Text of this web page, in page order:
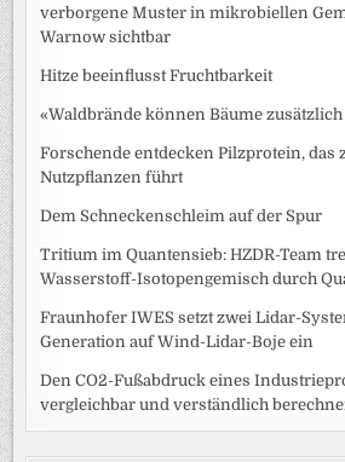
verborgene Muster in mikrobiellen
Warnow sichtbar
Hitze beeinflusst Fruchtbarkeit
«Waldbrände können Bäume zusätzlich
Forschende entdecken Pilzprotein, das
Nutzpflanzen führt
Dem Schneckenschleim auf der Spur
Tritium im Quantensieb: HZDR-Team
Wasserstoff-Isotopengemisch durch
Fraunhofer IWES setzt zwei Lidar-
Generation auf Wind-Lidar-Boje ein
Den CO2-Fußabdruck eines
vergleichbar und verständlich